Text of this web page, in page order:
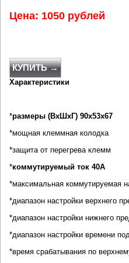
Цена: 1050 рублей
КУПИТЬ →
Характеристики
*размеры (ВхШхГ) 90х53х67
*мощная клеммная колодка
*защита от перегрева клемм
*коммутируемый ток 40А
*максимальная коммутируемая
*диапазон настройки верхнего
*диапазон настройки нижнего
*диапазон настройки времени
*время срабатывания по